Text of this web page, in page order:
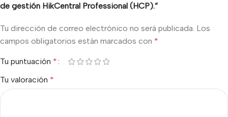
de gestión HikCentral Professional (HCP).”
Tu dirección de correo electrónico no será publicada. Los
campos obligatorios están marcados con *
Tu puntuación *
Tu valoración *